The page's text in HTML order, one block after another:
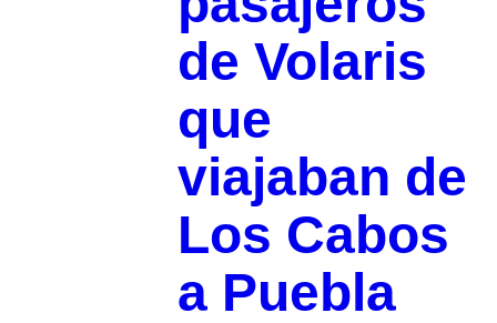
de Volaris
que
viajaban de
Los Cabos
a Puebla